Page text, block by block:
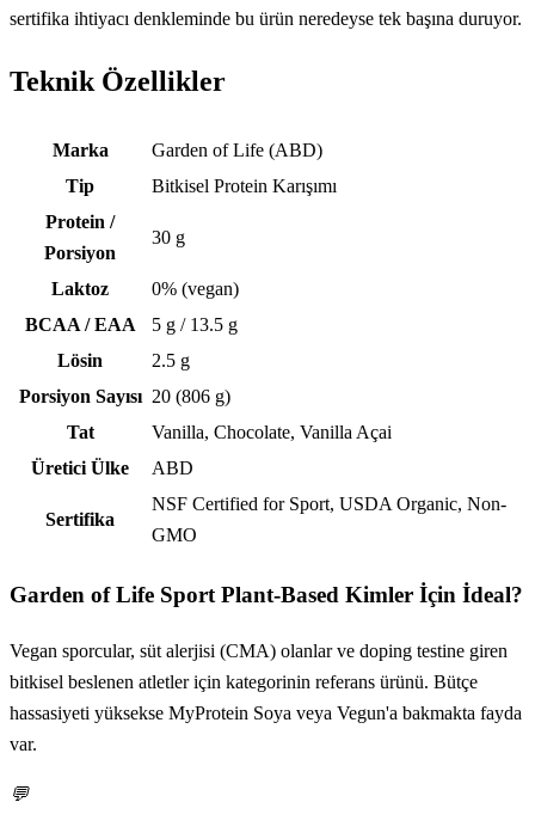
sertifika ihtiyacı denkleminde bu ürün neredeyse tek başına duruyor.
Teknik Özellikler
Teknik özellikler
Marka
Garden of Life (ABD)
Tip
Bitkisel Protein Karışımı
Protein /
Porsiyon
30 g
Laktoz
0% (vegan)
BCAA / EAA
5 g / 13.5 g
Lösin
2.5 g
Porsiyon Sayısı 20 (806 g)
Tat
Vanilla, Chocolate, Vanilla Açai
Üretici Ülke
ABD
Sertifika
NSF Certified for Sport, USDA Organic, Non-
GMO
Garden of Life Sport Plant-Based Kimler İçin İdeal?
Vegan sporcular, süt alerjisi (CMA) olanlar ve doping testine giren
bitkisel beslenen atletler için kategorinin referans ürünü. Bütçe
hassasiyeti yüksekse MyProtein Soya veya Vegun'a bakmakta fayda
var.
💬